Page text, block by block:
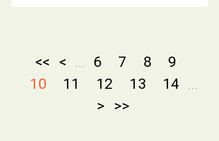
<< < . . . 6 7 8
9
10
11 12 13 14 . . .
> >>